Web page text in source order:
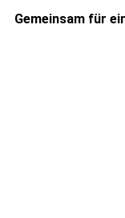
Gemeinsam für